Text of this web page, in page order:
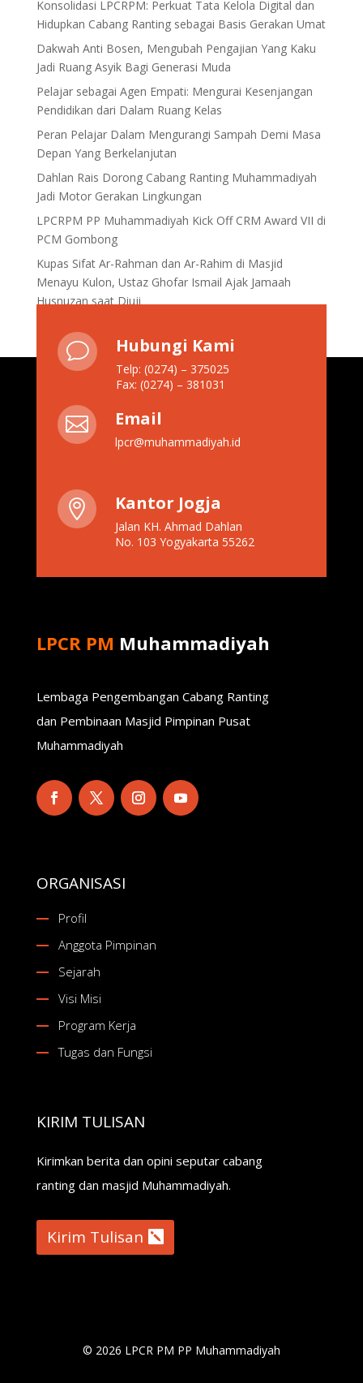
Konsolidasi LPCRPM: Perkuat Tata Kelola Digital dan
Hidupkan Cabang Ranting sebagai Basis Gerakan Umat
Dakwah Anti Bosen, Mengubah Pengajian Yang Kaku
Jadi Ruang Asyik Bagi Generasi Muda
Pelajar sebagai Agen Empati: Mengurai Kesenjangan
Pendidikan dari Dalam Ruang Kelas
Peran Pelajar Dalam Mengurangi Sampah Demi Masa
Depan Yang Berkelanjutan
Dahlan Rais Dorong Cabang Ranting Muhammadiyah
Jadi Motor Gerakan Lingkungan
LPCRPM PP Muhammadiyah Kick Off CRM Award VII di
PCM Gombong
Kupas Sifat Ar-Rahman dan Ar-Rahim di Masjid
Menayu Kulon, Ustaz Ghofar Ismail Ajak Jamaah
Husnuzan saat Diuji
v Hubungi Kami
Telp: (0274) – 375025
Fax: (0274) – 381031
 Email
lpcr@muhammadiyah.id
 Kantor Jogja
Jalan KH. Ahmad Dahlan
No. 103 Yogyakarta 55262
LPCR PM Muhammadiyah
Lembaga Pengembangan Cabang Ranting
dan Pembinaan Masjid Pimpinan Pusat
Muhammadiyah
ORGANISASI
Profil
Anggota Pimpinan
Sejarah
Visi Misi
Program Kerja
Tugas dan Fungsi
KIRIM TULISAN
Kirimkan berita dan opini seputar cabang
ranting dan masjid Muhammadiyah.
Kirim Tulisan
© 2026 LPCR PM PP Muhammadiyah